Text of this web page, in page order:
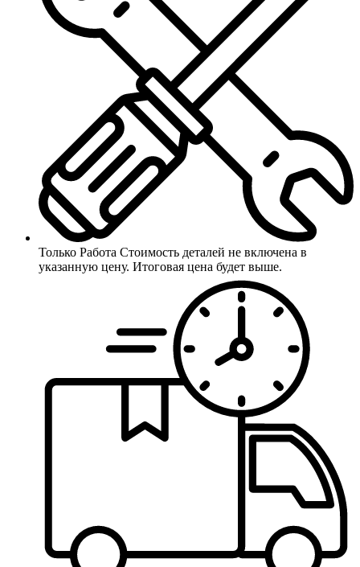
Только Работа Стоимость деталей не включена в
указанную цену. Итоговая цена будет выше.